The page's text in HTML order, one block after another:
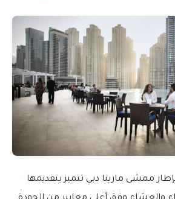
ممشى مارينا دبي تتميز بتقديمها